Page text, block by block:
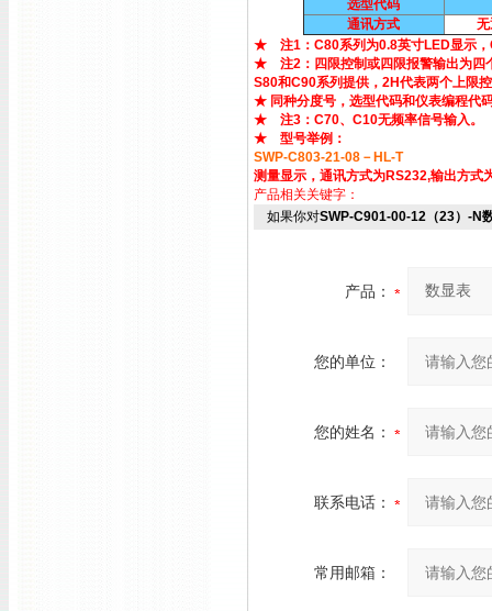
选型代码
通讯方式
★ 注1：C80系列为0.8英寸LED显示，
★ 注2：四限控制或四限报警输出为四
S80和C90系列提供，2H代表两个上限
★ 同种分度号，选型代码和仪表编程代
★ 注3：C70、C10无频率信号输入。
★ 型号举例：
SWP-C803-21-08－HL-T
测量显示，通讯方式为RS232,输出方式
产品相关关键字：
如果你对SWP-C901-00-12（23）-N
产品：
您的单位：
您的姓名：
联系电话：
常用邮箱：